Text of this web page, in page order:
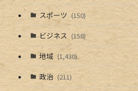
スポーツ (150)
ビジネス (158)
地域 (1,430)
政治 (211)